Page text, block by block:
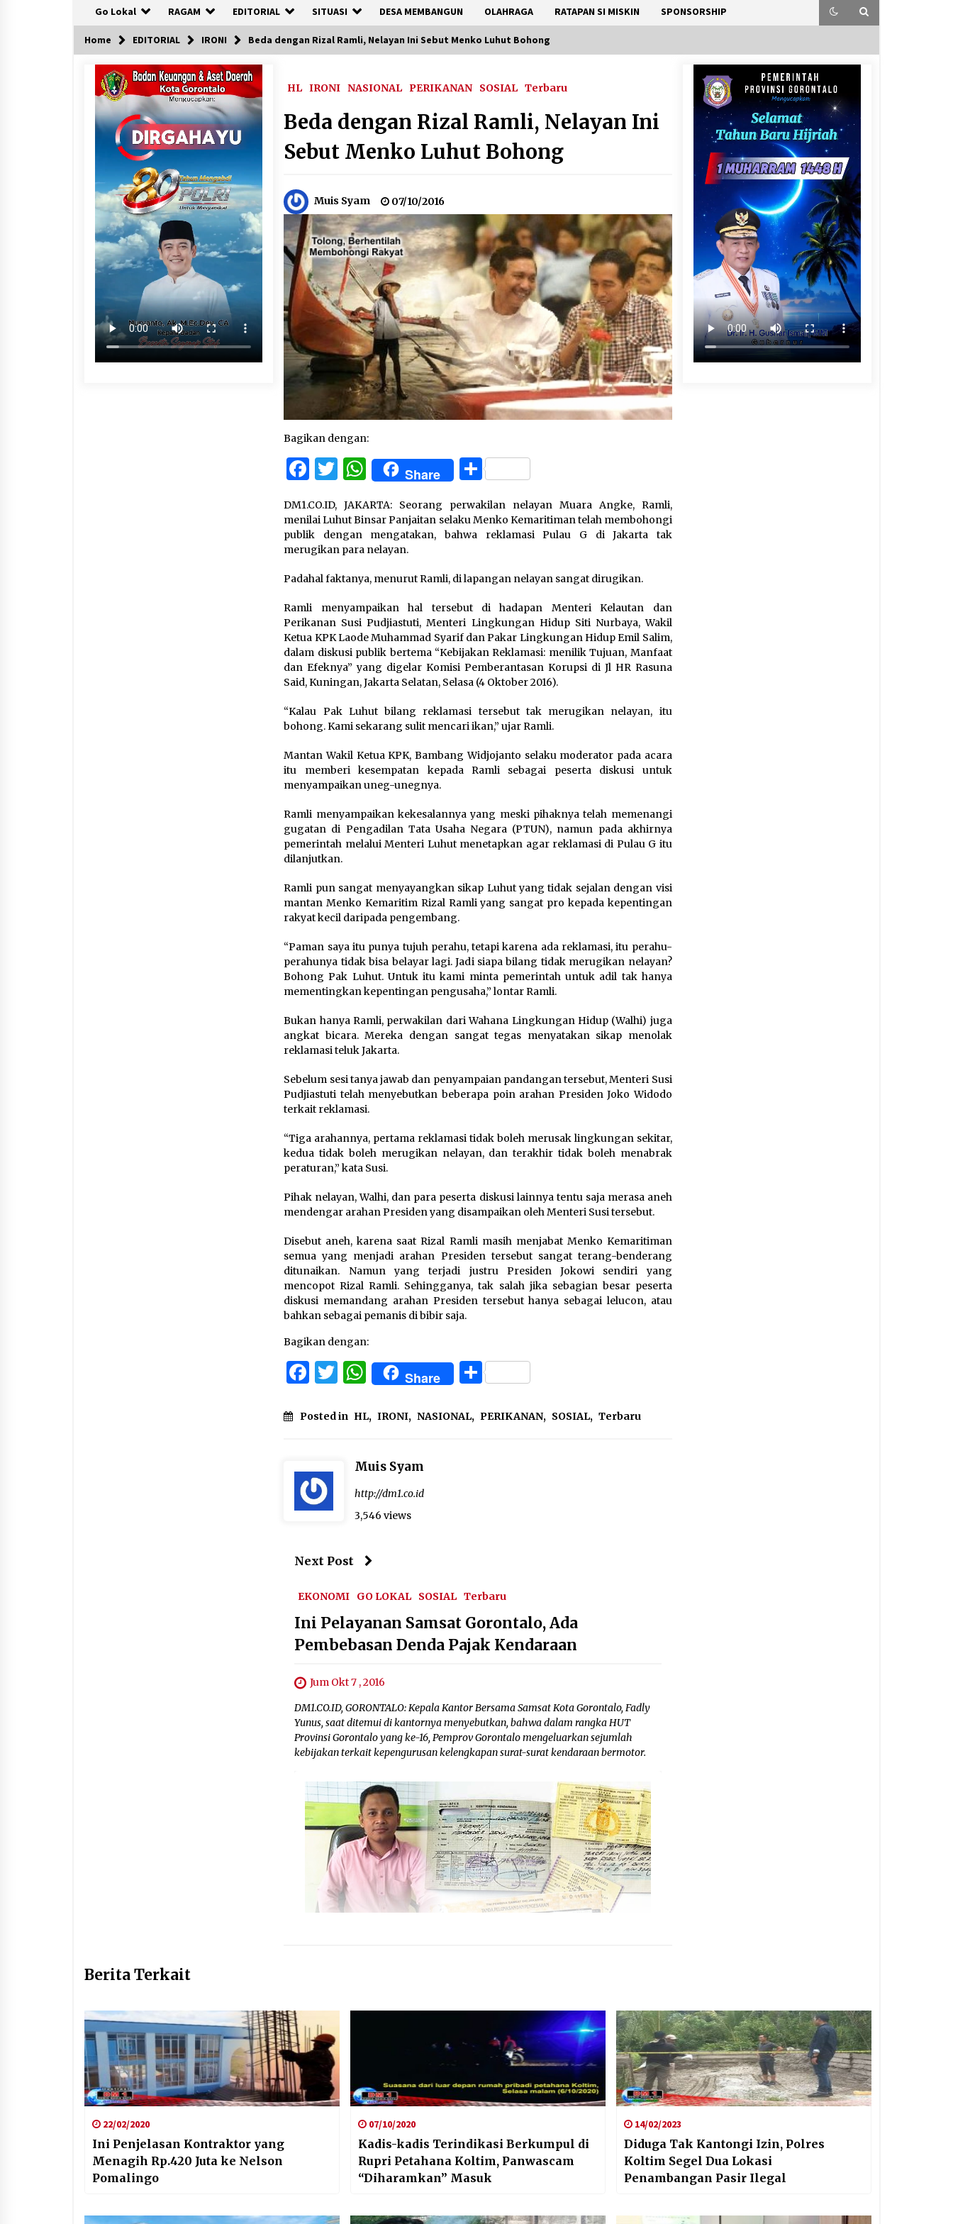
Go Lokal RAGAM EDITORIAL SITUASI DESA MEMBANGUN OLAHRAGA RATAPAN SI MISKIN SPONSORSHIP
Home EDITORIAL IRONI Beda dengan Rizal Ramli, Nelayan Ini Sebut Menko Luhut Bohong
HL IRONI NASIONAL PERIKANAN SOSIAL Terbaru
Beda dengan Rizal Ramli, Nelayan Ini
Sebut Menko Luhut Bohong
Muis Syam 07/10/2016
Bagikan dengan:
Facebook
Twitter
WhatsApp
Share Share
DM1.CO.ID, JAKARTA: Seorang perwakilan nelayan Muara Angke, Ramli,
menilai Luhut Binsar Panjaitan selaku Menko Kemaritiman telah membohongi
publik dengan mengatakan, bahwa reklamasi Pulau G di Jakarta tak
merugikan para nelayan.
Padahal faktanya, menurut Ramli, di lapangan nelayan sangat dirugikan.
Ramli menyampaikan hal tersebut di hadapan Menteri Kelautan dan
Perikanan Susi Pudjiastuti, Menteri Lingkungan Hidup Siti Nurbaya, Wakil
Ketua KPK Laode Muhammad Syarif dan Pakar Lingkungan Hidup Emil Salim,
dalam diskusi publik bertema “Kebijakan Reklamasi: menilik Tujuan, Manfaat
dan Efeknya” yang digelar Komisi Pemberantasan Korupsi di Jl HR Rasuna
Said, Kuningan, Jakarta Selatan, Selasa (4 Oktober 2016).
“Kalau Pak Luhut bilang reklamasi tersebut tak merugikan nelayan, itu
bohong. Kami sekarang sulit mencari ikan,” ujar Ramli.
Mantan Wakil Ketua KPK, Bambang Widjojanto selaku moderator pada acara
itu memberi kesempatan kepada Ramli sebagai peserta diskusi untuk
menyampaikan uneg-unegnya.
Ramli menyampaikan kekesalannya yang meski pihaknya telah memenangi
gugatan di Pengadilan Tata Usaha Negara (PTUN), namun pada akhirnya
pemerintah melalui Menteri Luhut menetapkan agar reklamasi di Pulau G itu
dilanjutkan.
Ramli pun sangat menyayangkan sikap Luhut yang tidak sejalan dengan visi
mantan Menko Kemaritim Rizal Ramli yang sangat pro kepada kepentingan
rakyat kecil daripada pengembang.
“Paman saya itu punya tujuh perahu, tetapi karena ada reklamasi, itu perahu-
perahunya tidak bisa belayar lagi. Jadi siapa bilang tidak merugikan nelayan?
Bohong Pak Luhut. Untuk itu kami minta pemerintah untuk adil tak hanya
mementingkan kepentingan pengusaha,” lontar Ramli.
Bukan hanya Ramli, perwakilan dari Wahana Lingkungan Hidup (Walhi) juga
angkat bicara. Mereka dengan sangat tegas menyatakan sikap menolak
reklamasi teluk Jakarta.
Sebelum sesi tanya jawab dan penyampaian pandangan tersebut, Menteri Susi
Pudjiastuti telah menyebutkan beberapa poin arahan Presiden Joko Widodo
terkait reklamasi.
“Tiga arahannya, pertama reklamasi tidak boleh merusak lingkungan sekitar,
kedua tidak boleh merugikan nelayan, dan terakhir tidak boleh menabrak
peraturan,” kata Susi.
Pihak nelayan, Walhi, dan para peserta diskusi lainnya tentu saja merasa aneh
mendengar arahan Presiden yang disampaikan oleh Menteri Susi tersebut.
Disebut aneh, karena saat Rizal Ramli masih menjabat Menko Kemaritiman
semua yang menjadi arahan Presiden tersebut sangat terang-benderang
ditunaikan. Namun yang terjadi justru Presiden Jokowi sendiri yang
mencopot Rizal Ramli. Sehingganya, tak salah jika sebagian besar peserta
diskusi memandang arahan Presiden tersebut hanya sebagai lelucon, atau
bahkan sebagai pemanis di bibir saja.
Bagikan dengan:
Facebook
Twitter
WhatsApp
Share Share
Posted in HL, IRONI, NASIONAL, PERIKANAN, SOSIAL, Terbaru
Muis Syam
http://dm1.co.id
3,546 views
Next Post
EKONOMI GO LOKAL SOSIAL Terbaru
Ini Pelayanan Samsat Gorontalo, Ada
Pembebasan Denda Pajak Kendaraan
Jum Okt 7 , 2016
DM1.CO.ID, GORONTALO: Kepala Kantor Bersama Samsat Kota Gorontalo, Fadly
Yunus, saat ditemui di kantornya menyebutkan, bahwa dalam rangka HUT
Provinsi Gorontalo yang ke-16, Pemprov Gorontalo mengeluarkan sejumlah
kebijakan terkait kepengurusan kelengkapan surat-surat kendaraan bermotor.
Berita Terkait
22/02/2020
Ini Penjelasan Kontraktor yang
Menagih Rp.420 Juta ke Nelson
Pomalingo
07/10/2020
Kadis-kadis Terindikasi Berkumpul di
Rupri Petahana Koltim, Panwascam
“Diharamkan” Masuk
14/02/2023
Diduga Tak Kantongi Izin, Polres
Koltim Segel Dua Lokasi
Penambangan Pasir Ilegal